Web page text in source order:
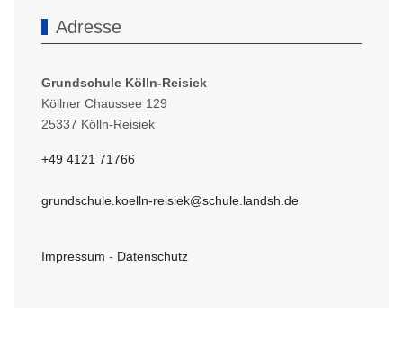
Adresse
Grundschule Kölln-Reisiek
Köllner Chaussee 129
25337 Kölln-Reisiek
+49 4121 71766
grundschule.koelln-reisiek@schule.landsh.de
Impressum - Datenschutz